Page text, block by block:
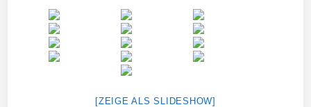
[ZEIGE ALS SLIDESHOW]